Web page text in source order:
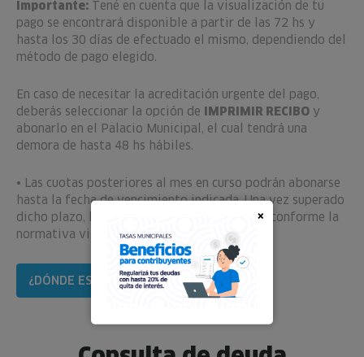
×
Importante: Tené en cuenta que la visualización de tu
pago se encontrará disponible a partir de las 72 hs y
hasta los 30 días de efectuado el mismo, dependiendo del
método de pago elegido.
En caso de necesitar la acreditación urgente del pago,
deberás seleccionar la opción de
IMPRIMIR RECIBO y
abonarlo en el Palacio Municipal, el cual tendrá una
demora de hasta 48 hs hábiles.
• Las cuotas posteriores al mes en curso podrán abonarse
hasta la fecha de vencimiento indicada. Una vez superado
dicho plazo, los montos podrán actualizarse conforme la
normativa vigente.
¿DÓNDE ESTÁ MI NÚMERO DE PARTIDA?